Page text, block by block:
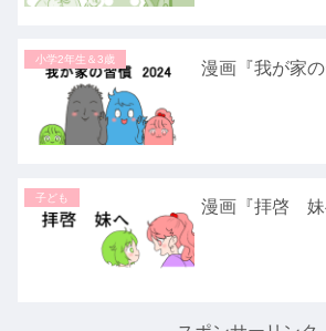
小学2年生＆3歳 漫画『我が家の
子ども 漫画『拝啓 妹